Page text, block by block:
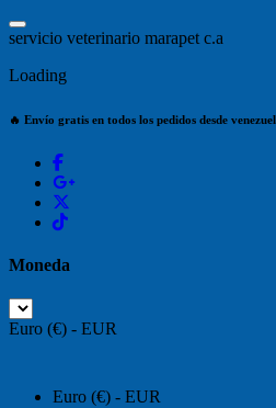
Saltar
al
servicio veterinario marapet c.a
Loading
🔥 Envío gratis en todos los pedidos desde
Moneda
Euro (€) - EUR
Euro (€) - EUR